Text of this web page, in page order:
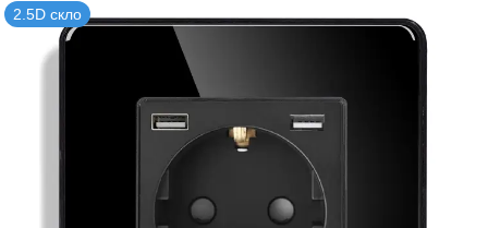
2.5D скло